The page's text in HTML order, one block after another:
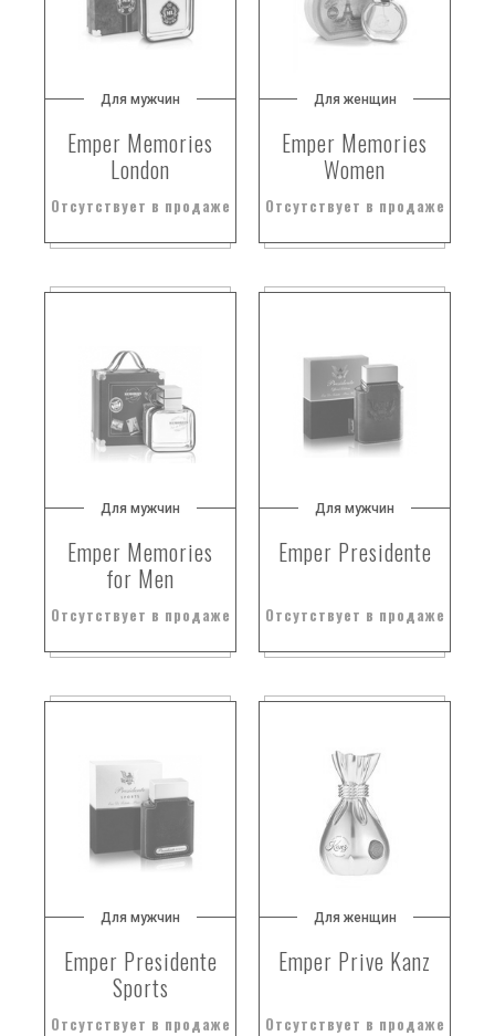
Для мужчин
Emper Memories
London
Отсутствует в продаже
Для женщин
Emper Memories
Women
Отсутствует в продаже
Для мужчин
Emper Memories
for Men
Отсутствует в продаже
Для мужчин
Emper Presidente
Отсутствует в продаже
Для мужчин
Emper Presidente
Sports
Отсутствует в продаже
Для женщин
Emper Prive Kanz
Отсутствует в продаже